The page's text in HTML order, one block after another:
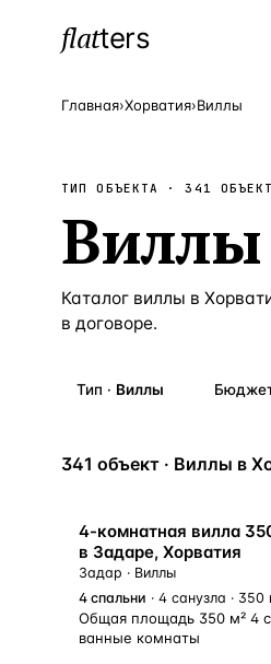
flatters
Россия — Страна
Испания —Страна
Кипр — Страна
Сочи —Локация
Бангкок —Локация
Новороссийск —Локация
Стамбул —Локация
Главная›Хорватия›Виллы
ТИП ОБЪЕКТА ·341 ОБЪЕКТ
Виллы
Каталог виллы в
в договоре.
Тип · Виллы
341 объект · Виллы в
4-комнатная вилла
в Задаре, Хорватия
Задар · Виллы
4 спальни · 4 санузла · 350
Общая площадь 350 м² 4
ванные комнаты